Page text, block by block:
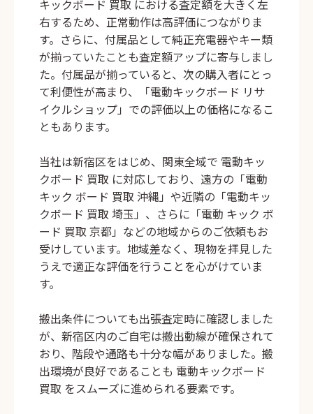
キックボード 買取 における査定額を大きく左
右するため、正常動作は高評価につながりま
す。さらに、付属品として純正充電器やキー類
が揃っていたことも査定額アップに寄与しまし
た。付属品が揃っていると、次の購入者にとっ
て利便性が高まり、「電動キックボード リサ
イクルショップ」での評価以上の価格になるこ
ともあります。
当社は新宿区をはじめ、関東全域で 電動キッ
クボード 買取 に対応しており、遠方の「電動
キック ボード 買取 沖縄」や近隣の「電動キッ
クボード 買取 埼玉」、さらに「電動 キック ボ
ード 買取 京都」などの地域からのご依頼もお
受けしています。地域差なく、現物を拝見した
うえで適正な評価を行うことを心がけていま
す。
搬出条件についても出張査定時に確認しました
が、新宿区内のご自宅は搬出動線が確保されて
おり、階段や通路も十分な幅がありました。搬
出環境が良好であることも 電動キックボード
買取 をスムーズに進められる要素です。